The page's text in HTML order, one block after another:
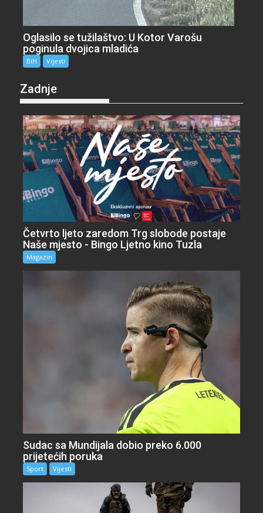
Oglasilo se tužilaštvo: U Kotor Varošu
poginula dvojica mladića
BiH Vijesti
Zadnje
Četvrto ljeto zaredom Trg slobode postaje
Naše mjesto - Bingo Ljetno kino Tuzla
Magazin
Sudac sa Mundijala dobio preko 6.000
prijetećih poruka
Sport Vijesti